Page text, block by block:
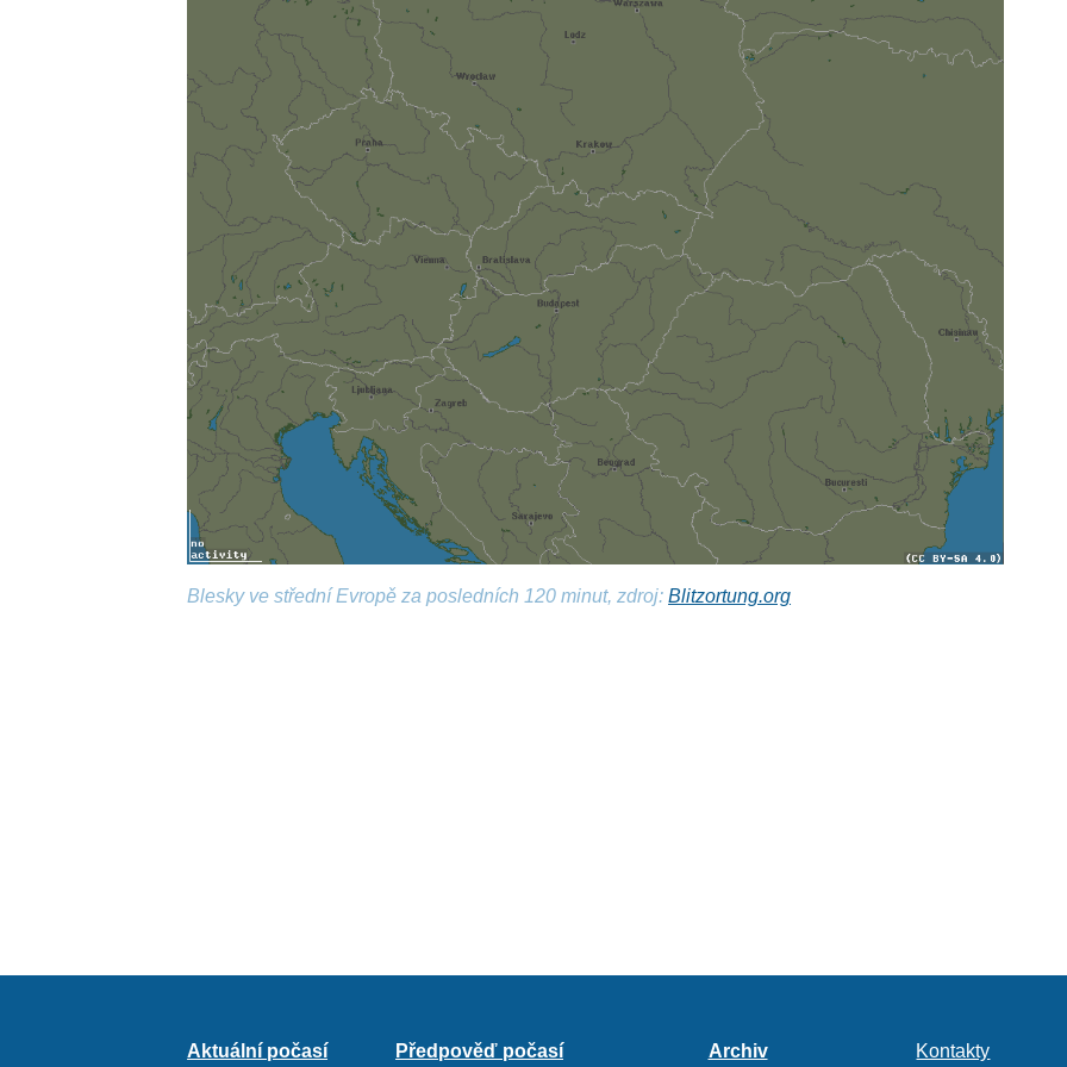
Blesky ve střední Evropě za posledních 120 minut, zdroj:Blitzortung.org
Aktuální počasí Předpověď počasí Archiv Kontakty